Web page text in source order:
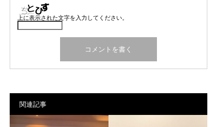
上に表示された文字を入力してください。
関連記事